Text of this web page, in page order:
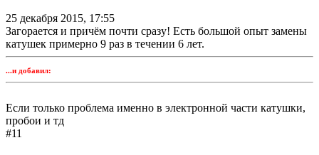
25 декабря 2015, 17:55
Загорается и причём почти сразу! Есть большой опыт замены
катушек примерно 9 раз в течении 6 лет.
...и добавил:
Если только проблема именно в электронной части катушки,
пробои и тд
#11